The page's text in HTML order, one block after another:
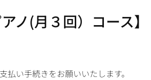
ノ(月３回）コース】
払い手続きをお願いいたします。